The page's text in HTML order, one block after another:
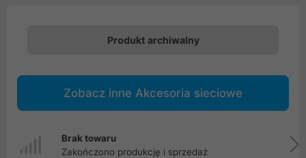
Produkt archiwalny
Zobacz inne Akcesoria sieciowe
Brak towaru
Zakończono produkcję i sprzedaż